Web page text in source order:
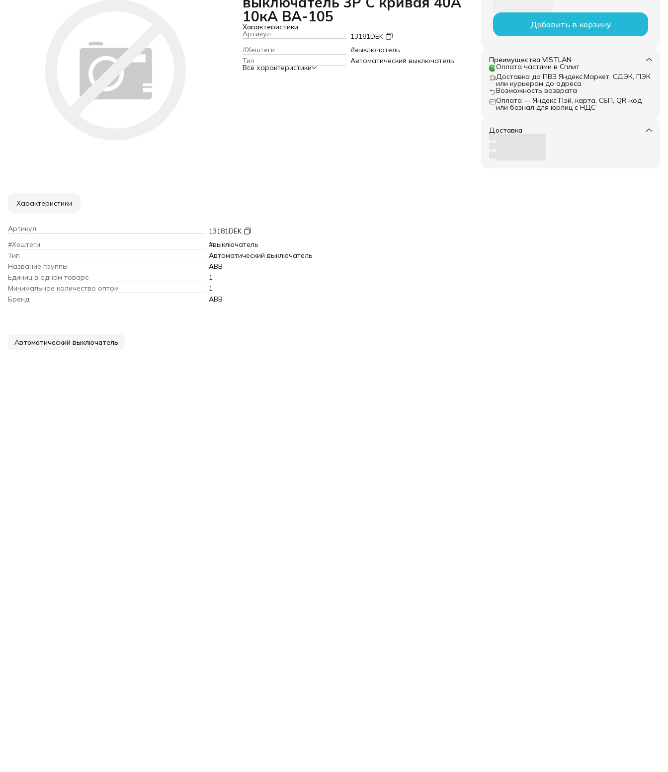
10кА ВА-105
Характеристики
Артикул
13181DEK
#Хештеги
#выключатель
Тип
Автоматический выключатель
Все характеристики
Добавить в корзину
Преимущества VISTLAN
Оплата частями в Сплит
Доставка до ПВЗ Яндекс.Маркет, СДЭК, ПЭК
или курьером до адреса
Возможность возврата
Оплата — Яндекс Пэй, карта, СБП, QR-код
или безнал для юрлиц с НДС
Доставка
Характеристики
Артикул
13181DEK
#Хештеги
#выключатель
Тип
Автоматический выключатель
Название группы
ABB
Единиц в одном товаре
1
Минимальное количество оптом
1
Бренд
ABB
Автоматический выключатель